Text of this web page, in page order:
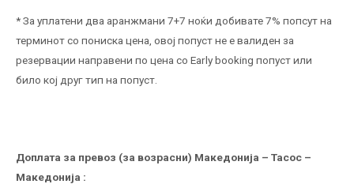
* За уплатени два аранжмани 7+7 ноќи добивате 7% попсут на
терминот со пониска цена, овој попуст не е валиден за
резервации направени по цена со Early booking попуст или
било кој друг тип на попуст.
Доплата за превоз (за возрасни) Македонија – Тасос –
Македонија :